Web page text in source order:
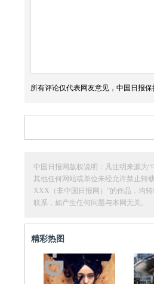
所有评论仅代表网友意见，中国日报保
中国日报网版权说明：凡注明来源为
其他任何网站或单位未经允许禁止转
XXX（非中国日报网）”的作品，均
联系，如产生任何问题与本网无关。
精彩热图